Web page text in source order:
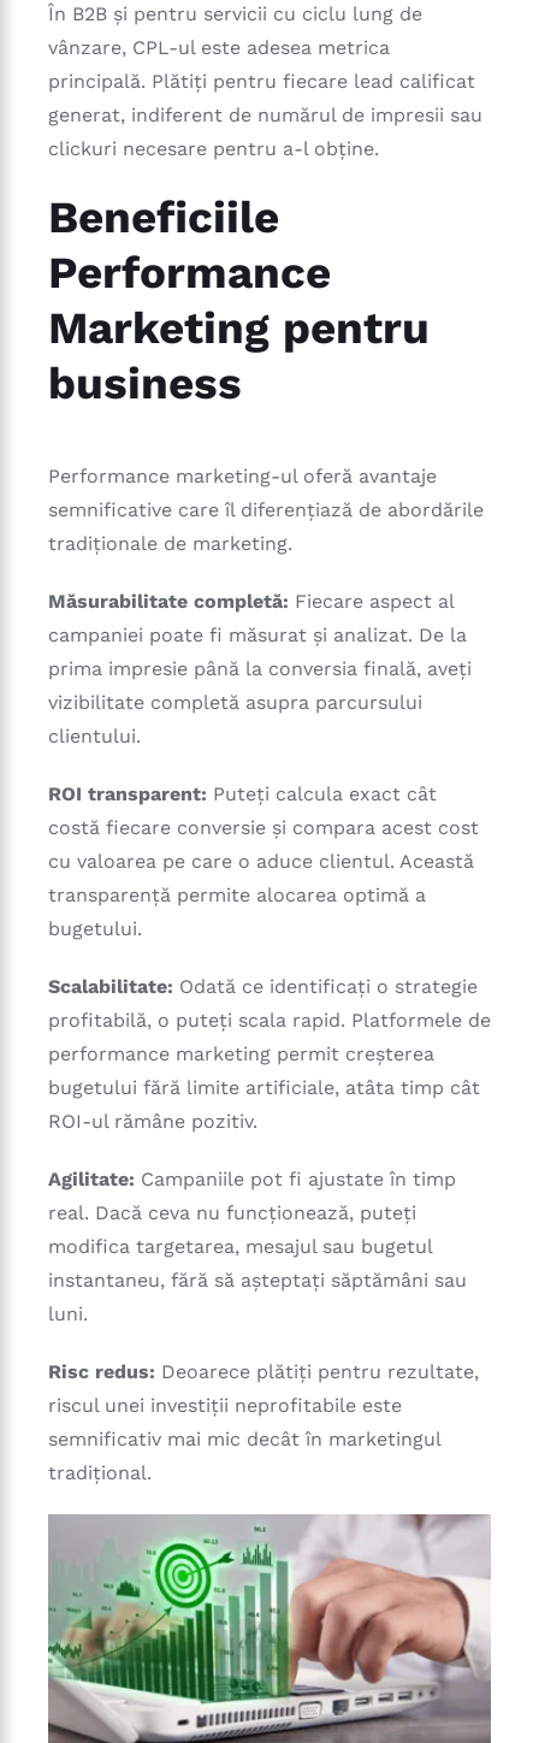
În B2B și pentru servicii cu ciclu lung de
vânzare, CPL-ul este adesea metrica
principală. Plătiți pentru fiecare lead calificat
generat, indiferent de numărul de impresii sau
clickuri necesare pentru a-l obține.
Beneficiile
Performance
Marketing pentru
business
Performance marketing-ul oferă avantaje
semnificative care îl diferențiază de abordările
tradiționale de marketing.
Măsurabilitate completă: Fiecare aspect al
campaniei poate fi măsurat și analizat. De la
prima impresie până la conversia finală, aveți
vizibilitate completă asupra parcursului
clientului.
ROI transparent: Puteți calcula exact cât
costă fiecare conversie și compara acest cost
cu valoarea pe care o aduce clientul. Această
transparență permite alocarea optimă a
bugetului.
Scalabilitate: Odată ce identificați o strategie
profitabilă, o puteți scala rapid. Platformele de
performance marketing permit creșterea
bugetului fără limite artificiale, atâta timp cât
ROI-ul rămâne pozitiv.
Agilitate: Campaniile pot fi ajustate în timp
real. Dacă ceva nu funcționează, puteți
modifica targetarea, mesajul sau bugetul
instantaneu, fără să așteptați săptămâni sau
luni.
Risc redus: Deoarece plătiți pentru rezultate,
riscul unei investiții neprofitabile este
semnificativ mai mic decât în marketingul
tradițional.